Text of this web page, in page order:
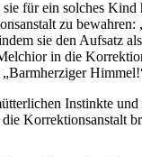
für ein solches
zu
sie den Aufsatz
in die
Instinkte
Korrektionsanstalt